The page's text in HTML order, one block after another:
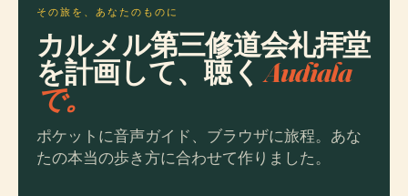
その旅を、あなたのものに
カルメル第三修道会礼拝堂
を計画して、聴くAudiala
で。
ポケットに音声ガイド、ブラウザに旅程。あな
たの本当の歩き方に合わせて作りました。